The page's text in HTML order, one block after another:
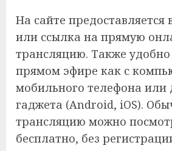
На сайте предоставляется
или ссылка на прямую
трансляцию. Также удобно
прямом эфире как с
мобильного телефона или
гаджета (Android, iOS).
трансляцию можно
бесплатно, без